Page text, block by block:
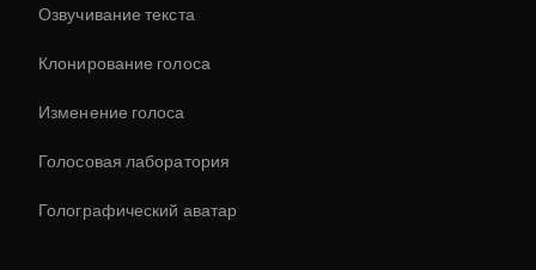
Озвучивание текста
Клонирование голоса
Изменение голоса
Голосовая лаборатория
Голографический аватар